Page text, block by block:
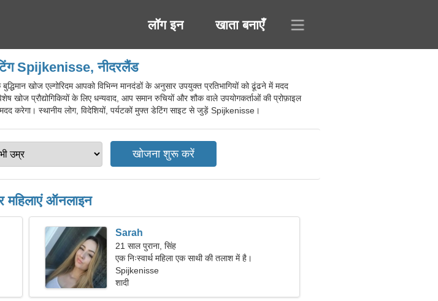
लॉग इन खाता बनाएँ
Spijkenisse, नीदरलैंड
खोज एल्गोरिदम आपको विभिन्न मानदंडों के अनुसार उपयुक्त प्रतिभागियों को ढूंढने में मदद
प्रौद्योगिकियों के लिए धन्यवाद, आप समान रुचियों और शौक वाले उपयोगकर्ताओं की प्रोफ़ाइल
करेगा। स्थानीय लोग, विदेशियों, पर्यटकों मुफ्त डेटिंग साइट से जुड़ें Spijkenisse।
ऑनलाइन
Sarah
21 साल पुराना, सिंह
एक निःस्वार्थ महिला एक साथी की तलाश में है।
Spijkenisse
शादी